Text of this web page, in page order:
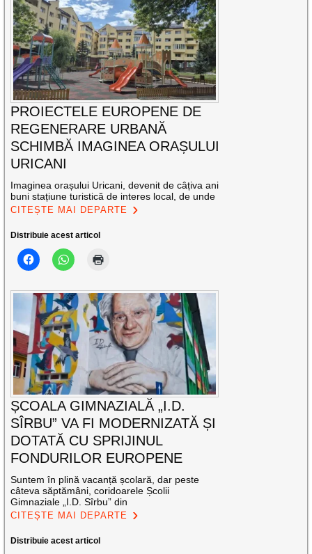
PROIECTELE EUROPENE DE
REGENERARE URBANĂ
SCHIMBĂ IMAGINEA ORAȘULUI
URICANI
Imaginea orașului Uricani, devenit de câțiva ani
buni stațiune turistică de interes local, de unde
CITEȘTE MAI DEPARTE
Distribuie acest articol
ȘCOALA GIMNAZIALĂ „I.D.
SÎRBU” VA FI MODERNIZATĂ ȘI
DOTATĂ CU SPRIJINUL
FONDURILOR EUROPENE
Suntem în plină vacanță școlară, dar peste
câteva săptămâni, coridoarele Școlii
Gimnaziale „I.D. Sîrbu” din
CITEȘTE MAI DEPARTE
Distribuie acest articol